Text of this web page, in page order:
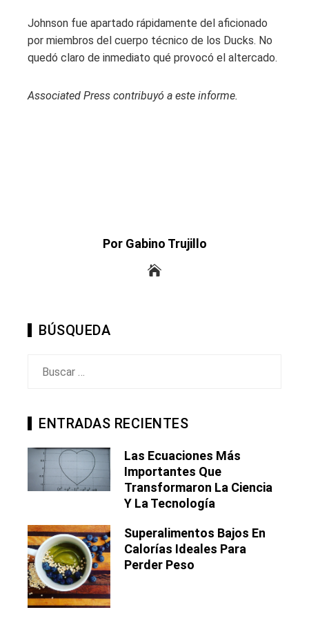
Johnson fue apartado rápidamente del aficionado
por miembros del cuerpo técnico de los Ducks. No
quedó claro de inmediato qué provocó el altercado.
Associated Press contribuyó a este informe.
Por Gabino Trujillo
BÚSQUEDA
ENTRADAS RECIENTES
Las Ecuaciones Más
Importantes Que
Transformaron La Ciencia
Y La Tecnología
Superalimentos Bajos En
Calorías Ideales Para
Perder Peso